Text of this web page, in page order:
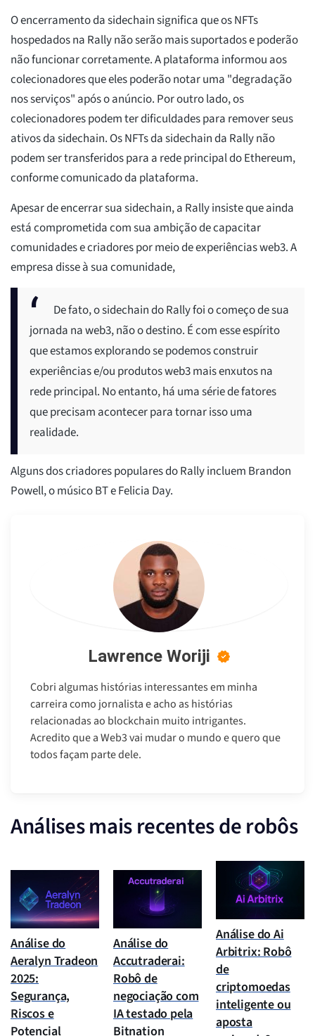
O encerramento da sidechain significa que os NFTs
hospedados na Rally não serão mais suportados e poderão
não funcionar corretamente. A plataforma informou aos
colecionadores que eles poderão notar uma "degradação
nos serviços" após o anúncio. Por outro lado, os
colecionadores podem ter dificuldades para remover seus
ativos da sidechain. Os NFTs da sidechain da Rally não
podem ser transferidos para a rede principal do Ethereum,
conforme comunicado da plataforma.
Apesar de encerrar sua sidechain, a Rally insiste que ainda
está comprometida com sua ambição de capacitar
comunidades e criadores por meio de experiências web3. A
empresa disse à sua comunidade,
De fato, o sidechain do Rally foi o começo de sua
jornada na web3, não o destino. É com esse espírito
que estamos explorando se podemos construir
experiências e/ou produtos web3 mais enxutos na
rede principal. No entanto, há uma série de fatores
que precisam acontecer para tornar isso uma
realidade.
Alguns dos criadores populares do Rally incluem Brandon
Powell, o músico BT e Felicia Day.
Lawrence Woriji
Cobri algumas histórias interessantes em minha
carreira como jornalista e acho as histórias
relacionadas ao blockchain muito intrigantes.
Acredito que a Web3 vai mudar o mundo e quero que
todos façam parte dele.
Análises mais recentes de robôs
Análise do
Aeralyn Tradeon
2025:
Segurança,
Riscos e
Potencial
Análise do
Accutraderai:
Robô de
negociação com
IA testado pela
Bitnation
Análise do Ai
Arbitrix: Robô
de
criptomoedas
inteligente ou
aposta